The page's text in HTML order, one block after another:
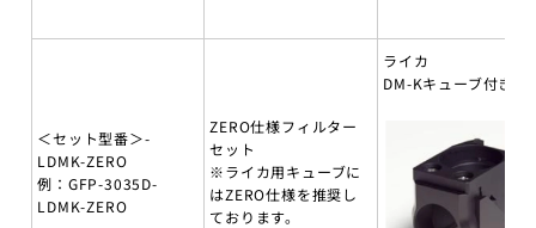
＜セット型番＞-
LDMK-ZERO
例：GFP-3035D-
LDMK-ZERO
ZERO仕様フィルター
セット
※ライカ用キューブに
はZERO仕様を推奨し
ております。
ライカ
DM-Kキューブ付き